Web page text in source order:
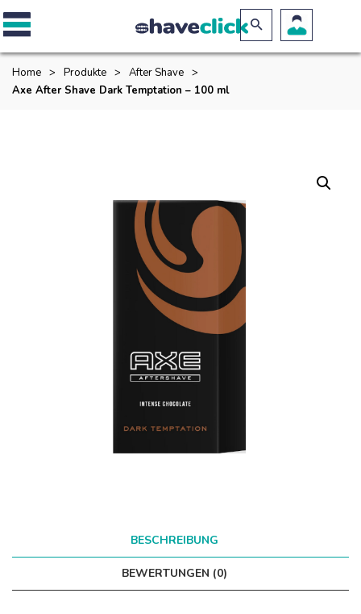
Home > Produkte > After Shave >
Axe After Shave Dark Temptation – 100 ml
BESCHREIBUNG
BEWERTUNGEN (0)